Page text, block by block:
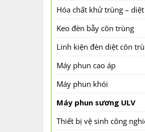
Hóa chất khử trùng –
Keo đèn bẫy côn trùng
Linh kiện đèn diệt côn
Máy phun cao áp
Máy phun khói
Máy phun sương ULV
Thiết bị vệ sinh công